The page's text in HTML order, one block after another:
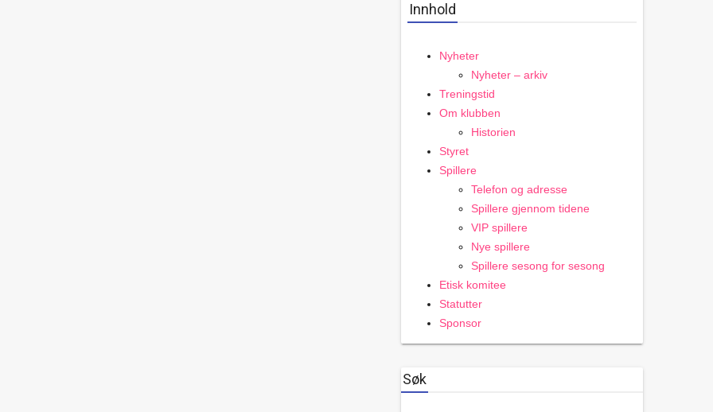
Innhold
Nyheter
Nyheter – arkiv
Treningstid
Om klubben
Historien
Styret
Spillere
Telefon og adresse
Spillere gjennom tidene
VIP spillere
Nye spillere
Spillere sesong for sesong
Etisk komitee
Statutter
Sponsor
Søk